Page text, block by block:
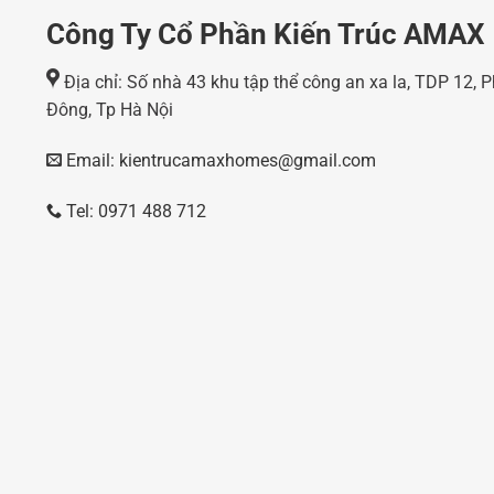
Công Ty Cổ Phần Kiến Trúc AMAX
Địa chỉ: Số nhà 43 khu tập thể công an xa la, TDP 12,
Đông, Tp Hà Nội
Email: kientrucamaxhomes@gmail.com
Tel: 0971 488 712